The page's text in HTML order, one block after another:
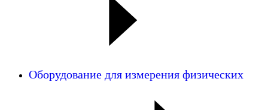
Оборудование для измерения физических